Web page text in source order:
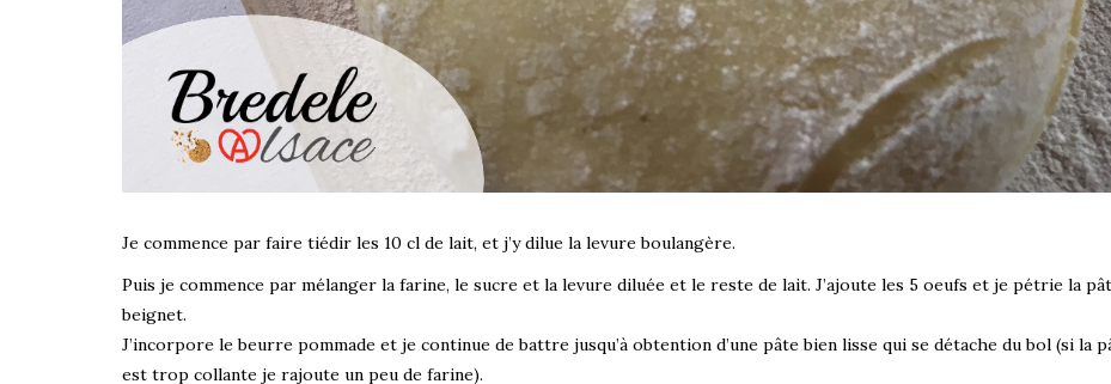
Je commence par faire tiédir les 10 cl de lait, et j’y dilue la levure boulangère.
Puis je commence par mélanger la farine, le sucre et la levure diluée et le reste de lait. J’ajoute les 5 oeufs et je pétrie la
beignet.
J’incorpore le beurre pommade et je continue de battre jusqu’à obtention d’une pâte bien lisse qui se détache du bol (si la
est trop collante je rajoute un peu de farine).